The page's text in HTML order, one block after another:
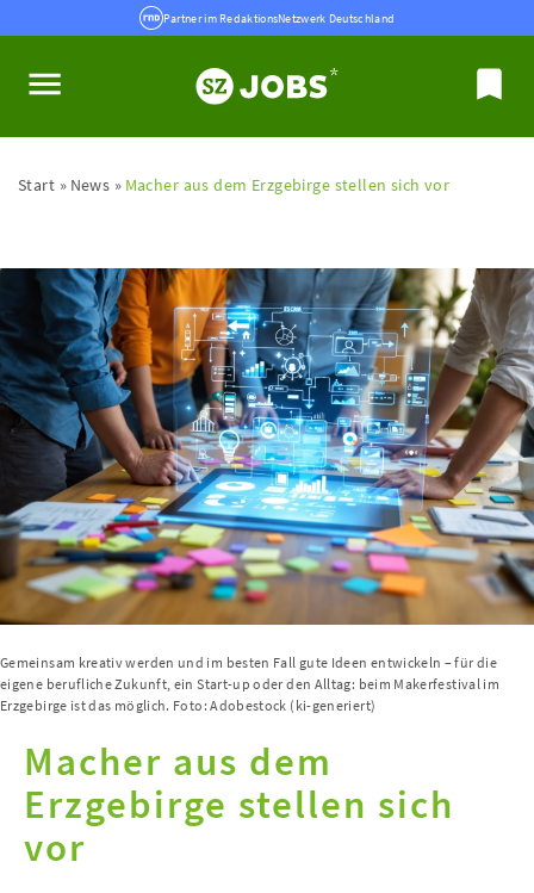
Partner im RedaktionsNetzwerk Deutschland
Start News Macher aus dem Erzgebirge stellen sich vor
Gemeinsam kreativ werden und im besten Fall gute Ideen entwickeln – für die
eigene berufliche Zukunft, ein Start-up oder den Alltag: beim Makerfestival im
Erzgebirge ist das möglich. Foto: Adobestock (ki-generiert)
Macher aus dem
Erzgebirge stellen sich
vor